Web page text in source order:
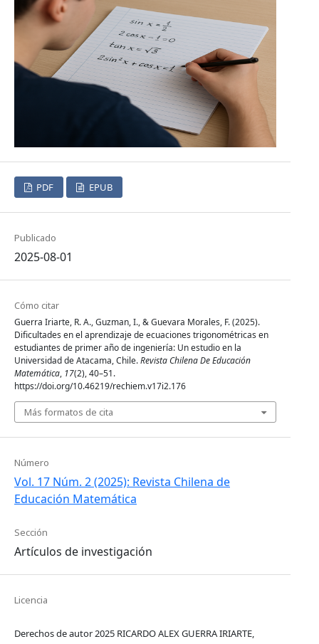
PDF EPUB
Publicado
2025-08-01
Cómo citar
Guerra Iriarte, R. A., Guzman, I., & Guevara Morales, F. (2025).
Dificultades en el aprendizaje de ecuaciones trigonométricas en
estudiantes de primer año de ingeniería: Un estudio en la
Universidad de Atacama, Chile.Revista Chilena De Educación
Matemática, 17(2), 40–51.
https://doi.org/10.46219/rechiem.v17i2.176
Más formatos de cita
Número
Vol. 17 Núm. 2 (2025): Revista Chilena de
Educación Matemática
Sección
Artículos de investigación
Licencia
Derechos de autor 2025 RICARDO ALEX GUERRA IRIARTE,